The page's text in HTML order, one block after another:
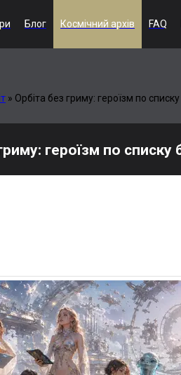
Блог Космічний архів FAQ
» Орбіта без гриму: героїзм по
героїзм по списку